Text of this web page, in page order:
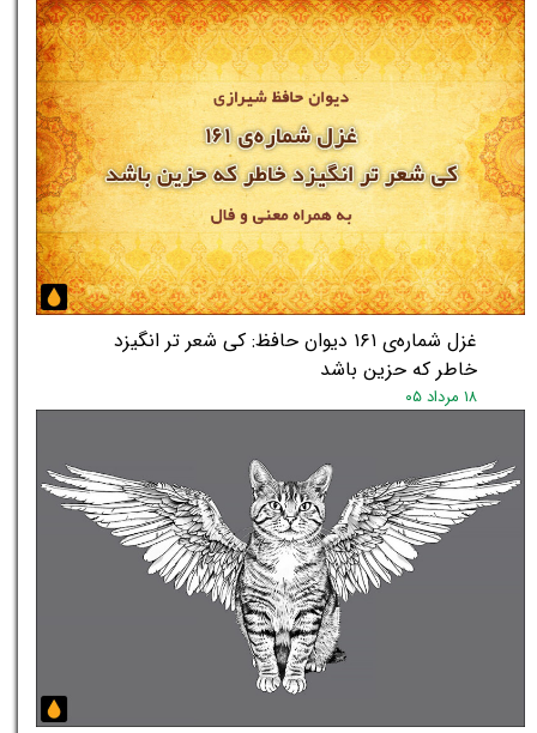
★
غزل شماره‌ی ۱۶۱ دیوان حافظ: کی شعر تر انگیزد
خاطر که حزین باشد
۱۸ مرداد ۰۵